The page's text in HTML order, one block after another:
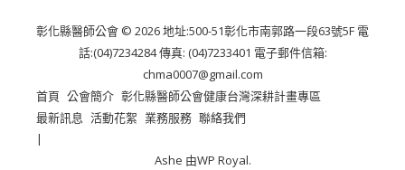
彰化縣醫師公會 © 2026 地址:500-51彰化市南郭路一段63號5F 電
話:(04)7234284 傳真: (04)7233401 電子郵件信箱:
chma0007@gmail.com
首頁 公會簡介 彰化縣醫師公會健康台灣深耕計畫專區
最新訊息 活動花絮 業務服務 聯絡我們
Ashe 由WP Royal.